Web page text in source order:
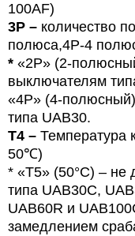
100AF)
3P – количество
полюса,4Р-4
* «2P» (2-
выключателям
«4P» (4-
типа UAB30.
T4 – Температура
50℃)
* «T5» (50°C) – не
типа UAB30C, UAB
UAB60R и
замедлением